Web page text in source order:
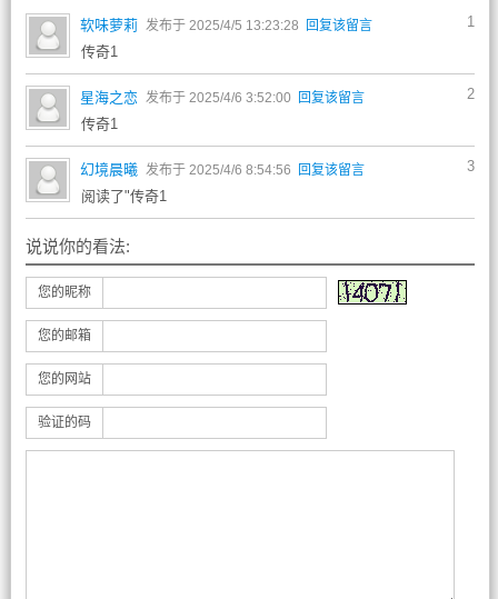
1
软味萝莉 发布于 2025/4/5 13:23:28 回复该留言
传奇1
2
星海之恋 发布于 2025/4/6 3:52:00 回复该留言
传奇1
3
幻境晨曦 发布于 2025/4/6 8:54:56 回复该留言
阅读了"传奇1
说说你的看法:
您的昵称
您的邮箱
您的网站
验证的码